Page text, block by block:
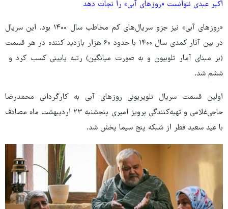
اکبر عبدی نتوانست «روزهای آبی» را نجات دهد
«روزهای آبی» نیز جزو سریال‌های کم مخاطب سال ۱۴۰۰ بود. این سریال
در بین آثار کمدی سال ۱۴۰۰ با حدود ۶۰ هزار بازدید کننده در هر قسمت
(بر مبنای آمار تلوبیون و به صورت میانگین) رتبه پایینی کسب کرد و
ششم شد.
اولین قسمت سریال تلویریونی روزهای آبی به کارگردانی محمدرضا
حاجی‌غلامی و تهیه‌کنندگی پرویز امیری پنجشنبه ۲۳ اردیبهشت ماه مصادف
با عید سعید فطر از شبکه پنج سیما پخش شد.